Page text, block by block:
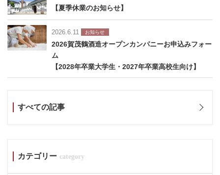
【夏季休業のお知らせ】
2026.6.11 お知らせ
2026賀茂鶴酒造オープンカンパニーお申込みフォー
ム
【2028年卒業大学生・2027年卒業高校生向け】
すべての記事
カテゴリー